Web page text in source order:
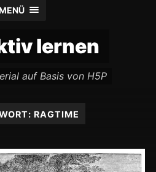
lernen
auf Basis von H5P
RAGTIME